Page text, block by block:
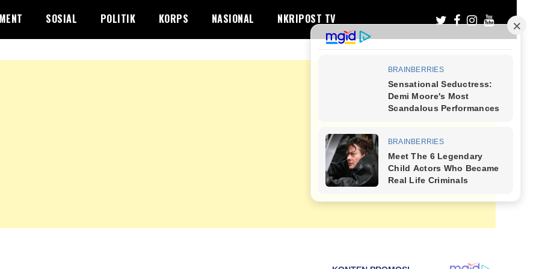
SOSIAL POLITIK KORPS NASIONAL NKRIPOST TV